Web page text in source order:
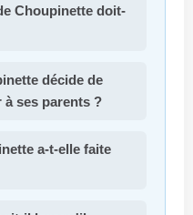
Choupinette doit-
décide de
ses parents ?
a-t-elle faite